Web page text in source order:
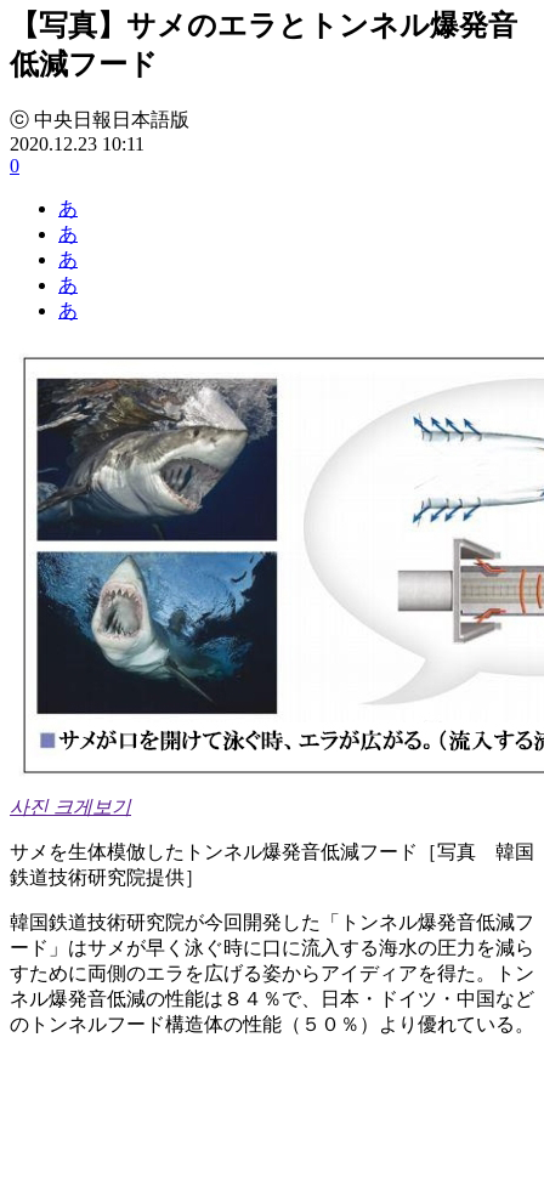
【写真】サメのエラとトンネル爆発音
低減フード
ⓒ 中央日報日本語版
2020.12.23 10:11
0
あ
あ
あ
あ
あ
사진 크게보기
サメを生体模倣したトンネル爆発音低減フード［写真 韓国
鉄道技術研究院提供］
韓国鉄道技術研究院が今回開発した「トンネル爆発音低減フ
ード」はサメが早く泳ぐ時に口に流入する海水の圧力を減ら
すために両側のエラを広げる姿からアイディアを得た。トン
ネル爆発音低減の性能は８４％で、日本・ドイツ・中国など
のトンネルフード構造体の性能（５０％）より優れている。